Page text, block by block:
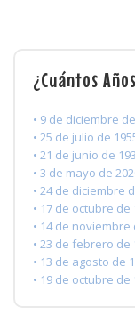
¿Cuántos
• 9 de diciembre
• 25 de julio de
• 21 de junio de
• 3 de mayo de
• 24 de diciembre
• 17 de octubre de
• 14 de noviembre
• 23 de febrero de
• 13 de agosto de
• 19 de octubre de